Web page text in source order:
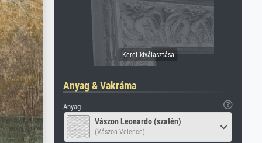
Anyag & Vakráma
Anyag
Vászon Leonardo (szatén)
(Vászon Velence)